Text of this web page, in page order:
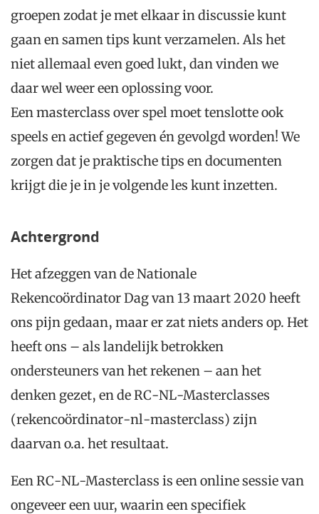
groepen zodat je met elkaar in discussie kunt
gaan en samen tips kunt verzamelen. Als het
niet allemaal even goed lukt, dan vinden we
daar wel weer een oplossing voor.
Een masterclass over spel moet tenslotte ook
speels en actief gegeven én gevolgd worden! We
zorgen dat je praktische tips en documenten
krijgt die je in je volgende les kunt inzetten.
Achtergrond
Het afzeggen van de Nationale
Rekencoördinator Dag van 13 maart 2020 heeft
ons pijn gedaan, maar er zat niets anders op. Het
heeft ons – als landelijk betrokken
ondersteuners van het rekenen – aan het
denken gezet, en de RC-NL-Masterclasses
(rekencoördinator-nl-masterclass) zijn
daarvan o.a. het resultaat.
Een RC-NL-Masterclass is een online sessie van
ongeveer een uur, waarin een specifiek